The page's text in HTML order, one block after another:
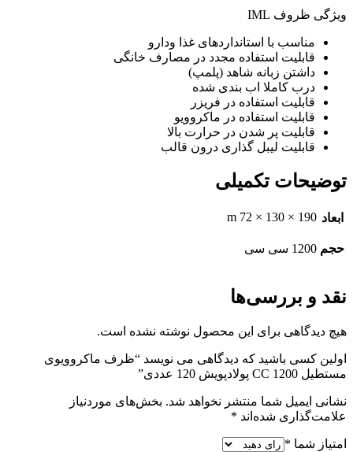
ویژگی ظروف IML
مناسب با استانداردهای غذا ودارو
قابلیت استفاده مجدد در مصارف خانگی
داشتن زبانه شاهد (پلمپ)
درب کاملا اب بندی شده
قابلیت استفاده در فریزر
قابلیت استفاده در ماکروویو
قابلیت پر شدن در حرارت بالا
قابلیت لیبل گذاری درون قالب
توضیحات تکمیلی
ابعاد 190 × 130 × 72 m
حجم 1200 سی سی
نقد و بررسی‌ها
هیچ دیدگاهی برای این محصول نوشته نشده است.
اولین کسی باشید که دیدگاهی می نویسد “ظرف ماکروویوی
مستطیل CC 1200 پولادپویش 120 عددی”
نشانی ایمیل شما منتشر نخواهد شد. بخش‌های موردنیاز
علامت‌گذاری شده‌اند *
امتیاز شما *